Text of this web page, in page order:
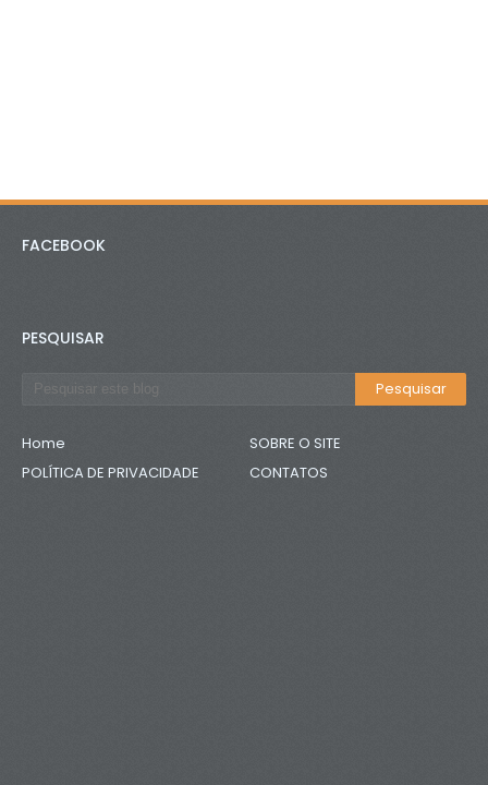
FACEBOOK
PESQUISAR
Home
SOBRE O SITE
POLÍTICA DE PRIVACIDADE
CONTATOS